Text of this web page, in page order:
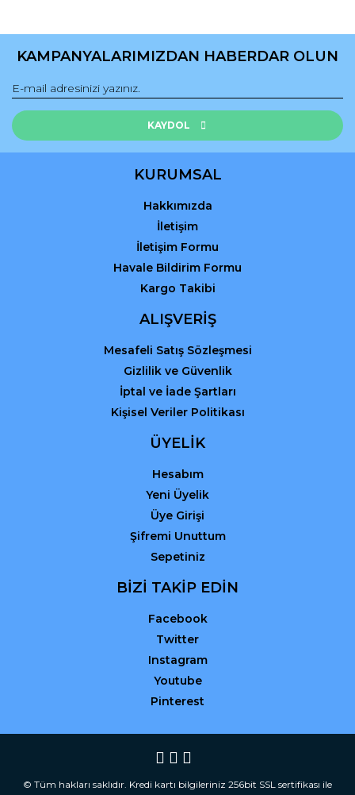
Ürün açıklamasında eksik bilgiler bulunuyor.
Ürün fiyatı diğer sitelerden daha pahalı.
Bu ürüne benzer farklı alternatifler olmalı.
Gönder
KAMPANYALARIMIZDAN HABERDAR OLUN
KAYDOL
KURUMSAL
Hakkımızda
İletişim
İletişim Formu
Havale Bildirim Formu
Kargo Takibi
ALIŞVERİŞ
Mesafeli Satış Sözleşmesi
Gizlilik ve Güvenlik
İptal ve İade Şartları
Kişisel Veriler Politikası
ÜYELİK
Hesabım
Yeni Üyelik
Üye Girişi
Şifremi Unuttum
Sepetiniz
BİZİ TAKİP EDİN
Facebook
Twitter
Instagram
Youtube
Pinterest
© Tüm hakları saklıdır. Kredi kartı bilgileriniz 256bit SSL sertifikası ile